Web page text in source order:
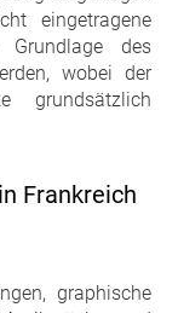
eingetragene
des
wobei der
grundsätzlich
Frankreich
graphische